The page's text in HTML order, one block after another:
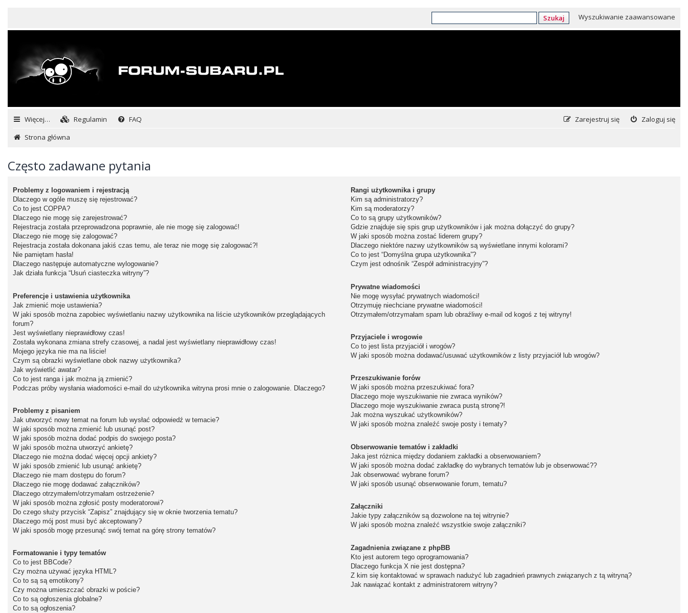
Szukaj Wyszukiwanie zaawansowane
Więcej… Regulamin FAQ Zaloguj się
Zarejestruj się
Strona główna
Często zadawane pytania
Problemy z logowaniem i rejestracją
Dlaczego w ogóle muszę się rejestrować?
Co to jest COPPA?
Dlaczego nie mogę się zarejestrować?
Rejestracja została przeprowadzona poprawnie, ale nie mogę się zalogować!
Dlaczego nie mogę się zalogować?
Rejestracja została dokonana jakiś czas temu, ale teraz nie mogę się zalogować?!
Nie pamiętam hasła!
Dlaczego następuje automatyczne wylogowanie?
Jak działa funkcja “Usuń ciasteczka witryny”?
Preferencje i ustawienia użytkownika
Jak zmienić moje ustawienia?
W jaki sposób można zapobiec wyświetlaniu nazwy użytkownika na liście użytkowników przeglądających
forum?
Jest wyświetlany nieprawidłowy czas!
Została wykonana zmiana strefy czasowej, a nadal jest wyświetlany nieprawidłowy czas!
Mojego języka nie ma na liście!
Czym są obrazki wyświetlane obok nazwy użytkownika?
Jak wyświetlić awatar?
Co to jest ranga i jak można ją zmienić?
Podczas próby wysłania wiadomości e-mail do użytkownika witryna prosi mnie o zalogowanie. Dlaczego?
Problemy z pisaniem
Jak utworzyć nowy temat na forum lub wysłać odpowiedź w temacie?
W jaki sposób można zmienić lub usunąć post?
W jaki sposób można dodać podpis do swojego posta?
W jaki sposób można utworzyć ankietę?
Dlaczego nie można dodać więcej opcji ankiety?
W jaki sposób zmienić lub usunąć ankietę?
Dlaczego nie mam dostępu do forum?
Dlaczego nie mogę dodawać załączników?
Dlaczego otrzymałem/otrzymałam ostrzeżenie?
W jaki sposób można zgłosić posty moderatorowi?
Do czego służy przycisk “Zapisz” znajdujący się w oknie tworzenia tematu?
Dlaczego mój post musi być akceptowany?
W jaki sposób mogę przesunąć swój temat na górę strony tematów?
Formatowanie i typy tematów
Co to jest BBCode?
Czy można używać języka HTML?
Co to są są emotikony?
Czy można umieszczać obrazki w poście?
Co to są ogłoszenia globalne?
Co to są ogłoszenia?
Rangi użytkownika i grupy
Kim są administratorzy?
Kim są moderatorzy?
Co to są grupy użytkowników?
Gdzie znajduje się spis grup użytkowników i jak można dołączyć do grupy?
W jaki sposób można zostać liderem grupy?
Dlaczego niektóre nazwy użytkowników są wyświetlane innymi kolorami?
Co to jest “Domyślna grupa użytkownika”?
Czym jest odnośnik “Zespół administracyjny”?
Prywatne wiadomości
Nie mogę wysyłać prywatnych wiadomości!
Otrzymuję niechciane prywatne wiadomości!
Otrzymałem/otrzymałam spam lub obraźliwy e-mail od kogoś z tej witryny!
Przyjaciele i wrogowie
Co to jest lista przyjaciół i wrogów?
W jaki sposób można dodawać/usuwać użytkowników z listy przyjaciół lub wrogów?
Przeszukiwanie forów
W jaki sposób można przeszukiwać fora?
Dlaczego moje wyszukiwanie nie zwraca wyników?
Dlaczego moje wyszukiwanie zwraca pustą stronę?!
Jak można wyszukać użytkowników?
W jaki sposób można znaleźć swoje posty i tematy?
Obserwowanie tematów i zakładki
Jaka jest różnica między dodaniem zakładki a obserwowaniem?
W jaki sposób można dodać zakładkę do wybranych tematów lub je obserwować??
Jak obserwować wybrane forum?
W jaki sposób usunąć obserwowanie forum, tematu?
Załączniki
Jakie typy załączników są dozwolone na tej witrynie?
W jaki sposób można znaleźć wszystkie swoje załączniki?
Zagadnienia związane z phpBB
Kto jest autorem tego oprogramowania?
Dlaczego funkcja X nie jest dostępna?
Z kim się kontaktować w sprawach nadużyć lub zagadnień prawnych związanych z tą witryną?
Jak nawiązać kontakt z administratorem witryny?